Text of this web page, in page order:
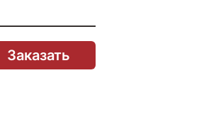
Заказать